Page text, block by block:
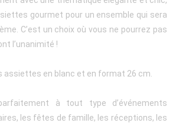
gourmet pour un ensemble qui sera
C’est un choix où vous ne pourrez pas
l’unanimité !
assiettes en blanc et en format 26 cm.
à tout type d’événements
les fêtes de famille, les réceptions, les